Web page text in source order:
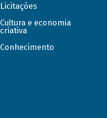
Licitações
Cultura e economia
criativa
Conhecimento